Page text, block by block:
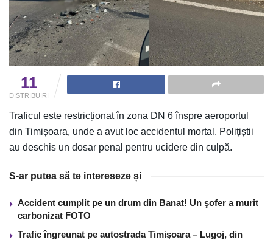
11
DISTRIBUIRI
Traficul este restricționat în zona DN 6 înspre aeroportul
din Timișoara, unde a avut loc accidentul mortal. Polițiștii
au deschis un dosar penal pentru ucidere din culpă.
S-ar putea să te intereseze și
Accident cumplit pe un drum din Banat! Un şofer a murit
carbonizat FOTO
Trafic îngreunat pe autostrada Timişoara – Lugoj, din